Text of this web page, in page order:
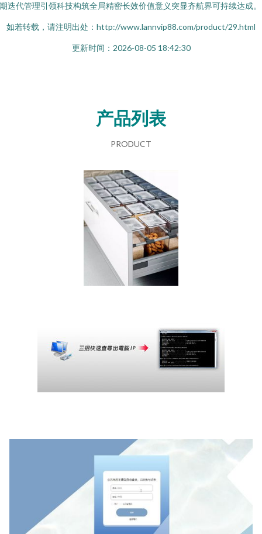
迭代管理引领科技构筑全局精密长效价值意义突显齐航界可持续达成。
如若转载，请注明出处：http://www.lannvip88.com/product/29.html
更新时间：2026-08-05 18:42:30
产品列表
PRODUCT